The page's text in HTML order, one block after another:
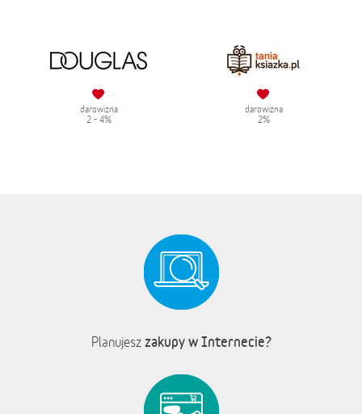
darowizna
2 - 4%
darowizna
2%
Planujesz zakupy w Internecie?